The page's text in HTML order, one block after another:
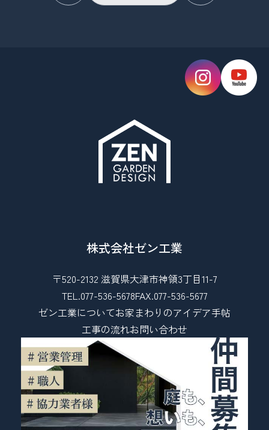
株式会社ゼン工業
〒520-2132 滋賀県大津市神領3丁目11-7
TEL.077-536-5678FAX.077-536-5677
ゼン工業についてお家まわりのアイデア手帖
工事の流れお問い合わせ